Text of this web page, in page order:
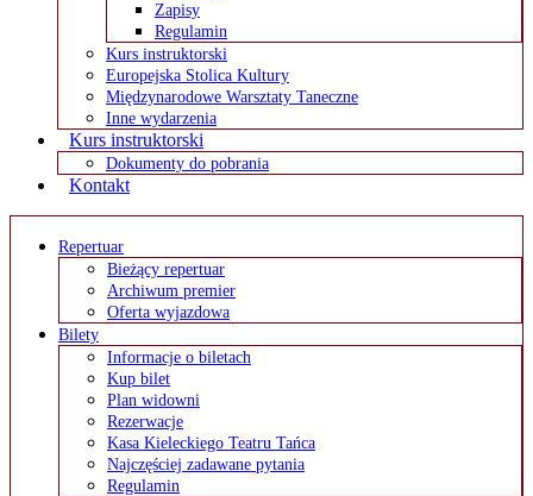
Zapisy
Regulamin
Kurs instruktorski
Europejska Stolica Kultury
Międzynarodowe Warsztaty Taneczne
Inne wydarzenia
Kurs instruktorski
Dokumenty do pobrania
Kontakt
Repertuar
Bieżący repertuar
Archiwum premier
Oferta wyjazdowa
Bilety
Informacje o biletach
Kup bilet
Plan widowni
Rezerwacje
Kasa Kieleckiego Teatru Tańca
Najczęściej zadawane pytania
Regulamin